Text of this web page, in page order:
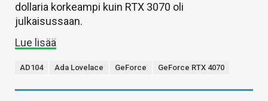
dollaria korkeampi kuin RTX 3070 oli
julkaisussaan.
Lue lisää
AD104 Ada Lovelace GeForce GeForce RTX 4070